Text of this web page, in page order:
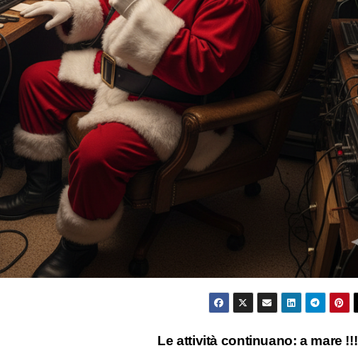
Le attività continuano: a mare !!!